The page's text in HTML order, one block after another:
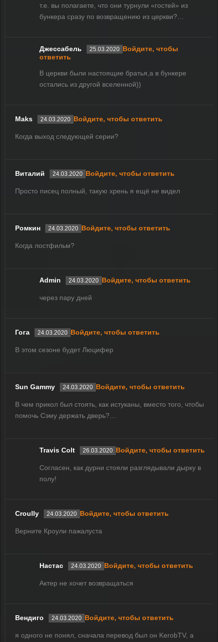
т.е. вы полагаете, что они турнули «гостей» из
бункера сразу по возвращению из церкви?…
Джессабель 25.03.2020 Войдите, чтобы
ответить
В церкви были настоящие братья,а в бункере
остались из другой вселенной))
Maks 24.03.2020 Войдите, чтобы ответить
Когда выход следующей серии?
Виталий 24.03.2020 Войдите, чтобы ответить
Просто писец полный, такую хрень я ещё не видел
Ромкин 24.03.2020 Войдите, чтобы ответить
Когда лостфильм?
Admin 24.03.2020 Войдите, чтобы ответить
через пару дней
Гога 24.03.2020 Войдите, чтобы ответить
В этом сезоне будет Люцифер
Sun Gammy 24.03.2020 Войдите, чтобы ответить
В чем прикол был стоять, как истуканы, вместо того, чтобы
помочь Сэму держать дверь?…
Travis Colt 26.03.2020 Войдите, чтобы ответить
Согласен, как дурни стояли разглядывали дырку в
полу!
Croully 24.03.2020 Войдите, чтобы ответить
Верните Кроули пажалуста
Настас 24.03.2020 Войдите, чтобы ответить
Актер не хочет возвращаться
Вендиго 24.03.2020 Войдите, чтобы ответить
я одного не понял, сначала перевод был он KerobTV, а